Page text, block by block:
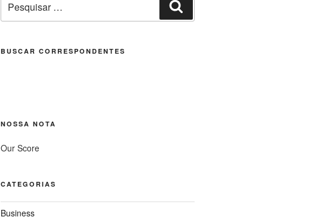
por:
BUSCAR CORRESPONDENTES
NOSSA NOTA
Our Score
CATEGORIAS
Business